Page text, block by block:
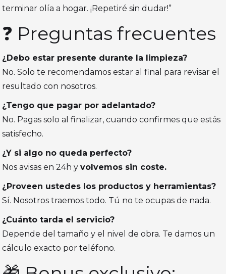
terminar olía a hogar. ¡Repetiré sin dudar!”
❓ Preguntas frecuentes
¿Debo estar presente durante la limpieza?
No. Solo te recomendamos estar al final para revisar el
resultado con nosotros.
¿Tengo que pagar por adelantado?
No. Pagas solo al finalizar, cuando confirmes que estás
satisfecho.
¿Y si algo no queda perfecto?
Nos avisas en 24h yvolvemos sin coste.
¿Proveen ustedes los productos y herramientas?
Sí. Nosotros traemos todo. Tú no te ocupas de nada.
¿Cuánto tarda el servicio?
Depende del tamaño y el nivel de obra. Te damos un
cálculo exacto por teléfono.